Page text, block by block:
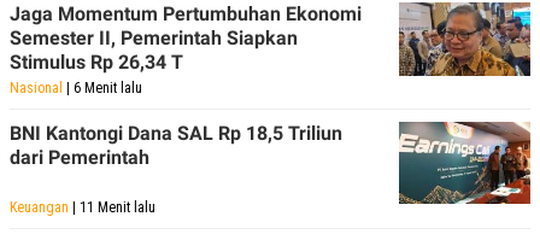
SITEMAPPROFILETERM
OF
PEMBERITAAN
SIBER
POLICY
Jaga Momentum Pertumbuhan Ekonomi
Semester II, Pemerintah Siapkan
Stimulus Rp 26,34 T
Nasional | 6 Menit lalu
BNI Kantongi Dana SAL Rp 18,5 Triliun
dari Pemerintah
Keuangan | 11 Menit lalu